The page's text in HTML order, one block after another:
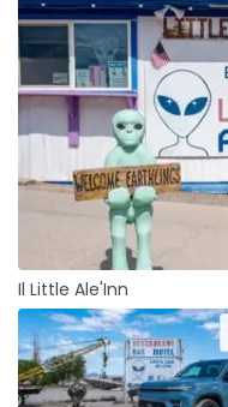
Il Little Ale'Inn